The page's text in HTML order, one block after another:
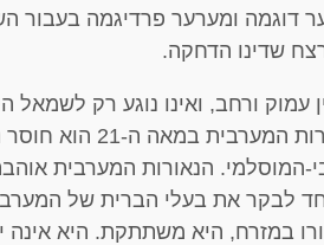
דוגמה ומערער פרדיגמה בעבור
שדינו הדחקה.
עמוק ורחב, ואינו נוגע רק
הנאורות
המוסלמי. הנאורות המערבית
לבקר את בעלי הברית של
במזרח, היא משתתקת. היא אינה